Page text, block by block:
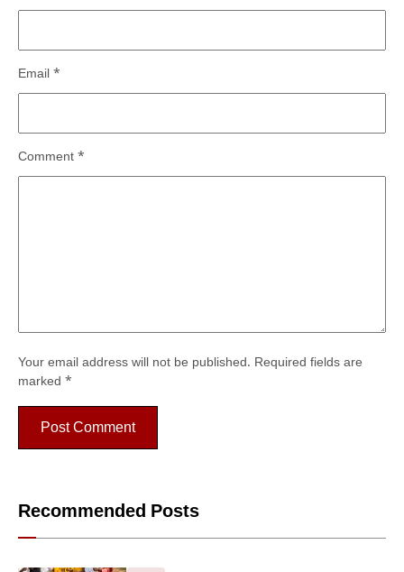
Your email address will not be published. Required fields are
marked *
Comment *
Email *
Recommended Posts